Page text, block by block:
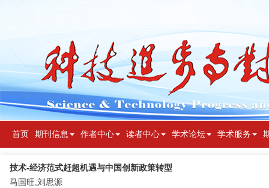
首页 期刊信息 作者中心 读者中心 学术论坛 学术服务
技术-经济范式赶超机遇与中国创新政策转型
马国旺,刘思源